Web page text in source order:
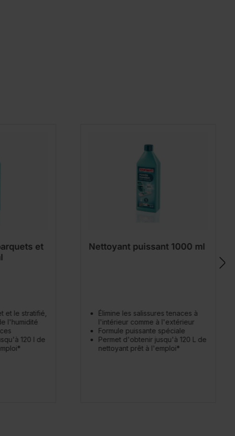
et
et le stratifié,
l'humidité
120 l de
Nettoyant puissant 1000 ml
Élimine les salissures tenaces à
l'intérieur comme à l'extérieur
Formule puissante spéciale
Permet d'obtenir jusqu'à 120 L de
nettoyant prêt à l'emploi*